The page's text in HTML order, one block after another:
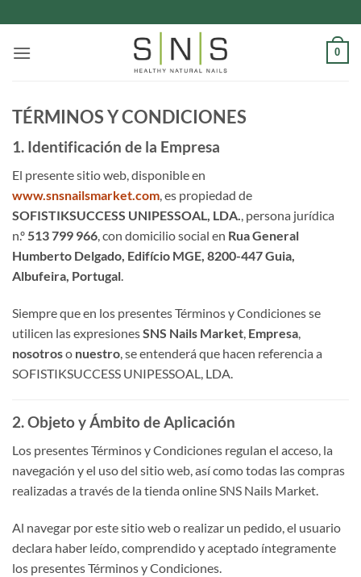
al
contenido
0
TÉRMINOS Y CONDICIONES
1. Identificación de la Empresa
El presente sitio web, disponible en
www.snsnailsmarket.com , es propiedad de
SOFISTIKSUCCESS UNIPESSOAL, LDA. , persona jurídica
n.º 513 799 966 , con domicilio social en Rua General
Humberto Delgado, Edifício MGE, 8200-447 Guia,
Albufeira, Portugal
Siempre que en los presentes Términos y Condiciones se
utilicen las expresionesSNS Nails Market Empresa
nosotroso nuestro , se entenderá que hacen referencia a
SOFISTIKSUCCESS UNIPESSOAL, LDA.
2. Objeto y Ámbito de Aplicación
Los presentes Términos y Condiciones regulan el acceso, la
navegación y el uso del sitio web, así como todas las compras
realizadas a través de la tienda online SNS Nails Market.
Al navegar por este sitio web o realizar un pedido, el usuario
declara haber leído, comprendido y aceptado íntegramente
los presentes Términos y Condiciones.